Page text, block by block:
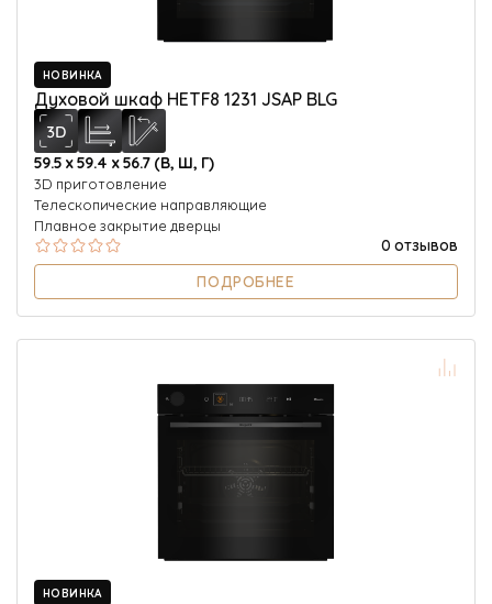
НОВИНКА
Духовой шкаф HETF8 1231 JSAP BLG
59.5 х 59.4 х 56.7 (В, Ш, Г)
3D приготовление
Телескопические направляющие
Плавное закрытие дверцы
0 отзывов
ПОДРОБНЕЕ
НОВИНКА